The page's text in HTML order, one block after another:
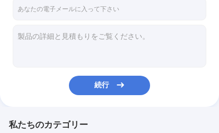
続行
私たちのカテゴリー